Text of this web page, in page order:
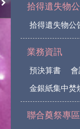
拾得遺失物
拾得遺失物公
業務資訊
預決算書 會
金銀紙集中焚
聯合奠祭專區